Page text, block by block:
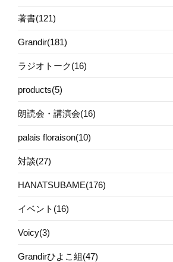
著書(121)
Grandir(181)
ラジオトーク(16)
products(5)
朗読会・講演会(16)
palais floraison(10)
対談(27)
HANATSUBAME(176)
イベント(16)
Voicy(3)
Grandirひよこ組(47)